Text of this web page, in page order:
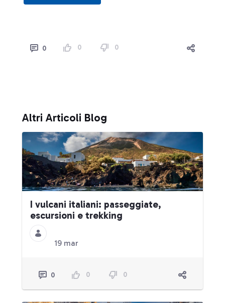
0 0 0
Altri Articoli Blog
I vulcani italiani: passeggiate,
escursioni e trekking
19 mar
0 0 0